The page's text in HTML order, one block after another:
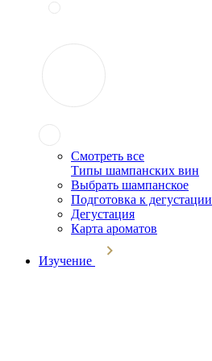
Смотреть все
Типы шампанских вин
Выбрать шампанское
Подготовка к дегустации
Дегустация
Карта ароматов
Изучение